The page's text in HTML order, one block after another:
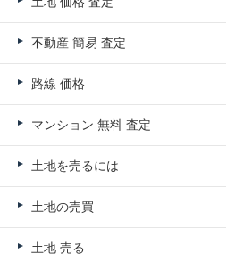
不動産 簡易 査定
路線 価格
マンション 無料 査定
土地を売るには
土地の売買
土地 売る